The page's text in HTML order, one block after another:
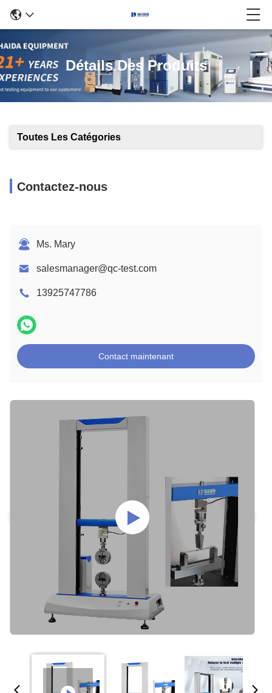
Détails Des Produits
Toutes Les Catégories
Contactez-nous
Ms. Mary
salesmanager@qc-test.com
13925747786
Contact maintenant